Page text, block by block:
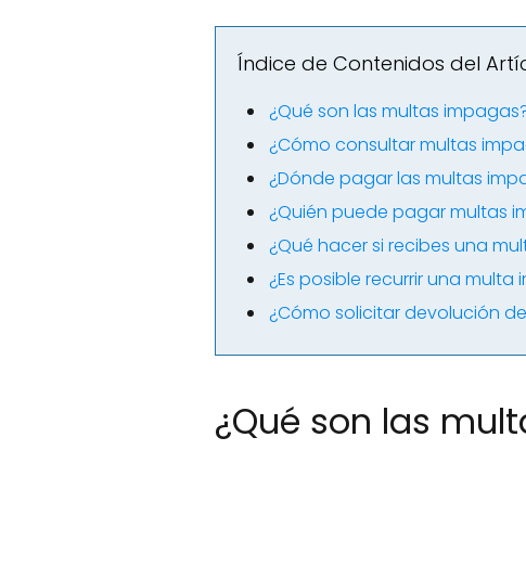
Índice de Contenidos del
¿Qué son las multas
¿Cómo consultar multas
¿Dónde pagar las multas
¿Quién puede pagar multas
¿Qué hacer si recibes una
¿Es posible recurrir una multa
¿Cómo solicitar devolución
¿Qué son las